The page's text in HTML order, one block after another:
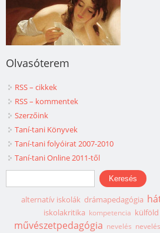
Olvasóterem
RSS – cikkek
RSS – kommentek
Szerzőink
Taní-tani Könyvek
Taní-tani folyóirat 2007-2010
Taní-tani Online 2011-től
Keresés űrlap
Keresés
alternatív iskolák drámapedagógia
iskolakritika kompetencia külföld
művészetpedagógia nevelés